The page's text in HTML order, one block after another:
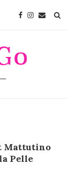
Mattutino
Pelle